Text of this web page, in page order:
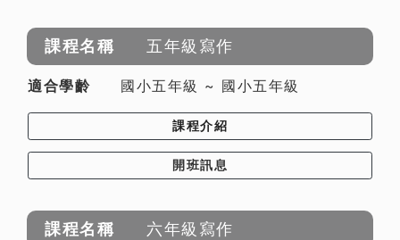
五年級寫作
國小五年級 ~ 國小五年級
課程介紹
開班訊息
六年級寫作